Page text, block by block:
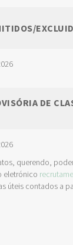
DE
querendo,
eletrónico
úteis contados a